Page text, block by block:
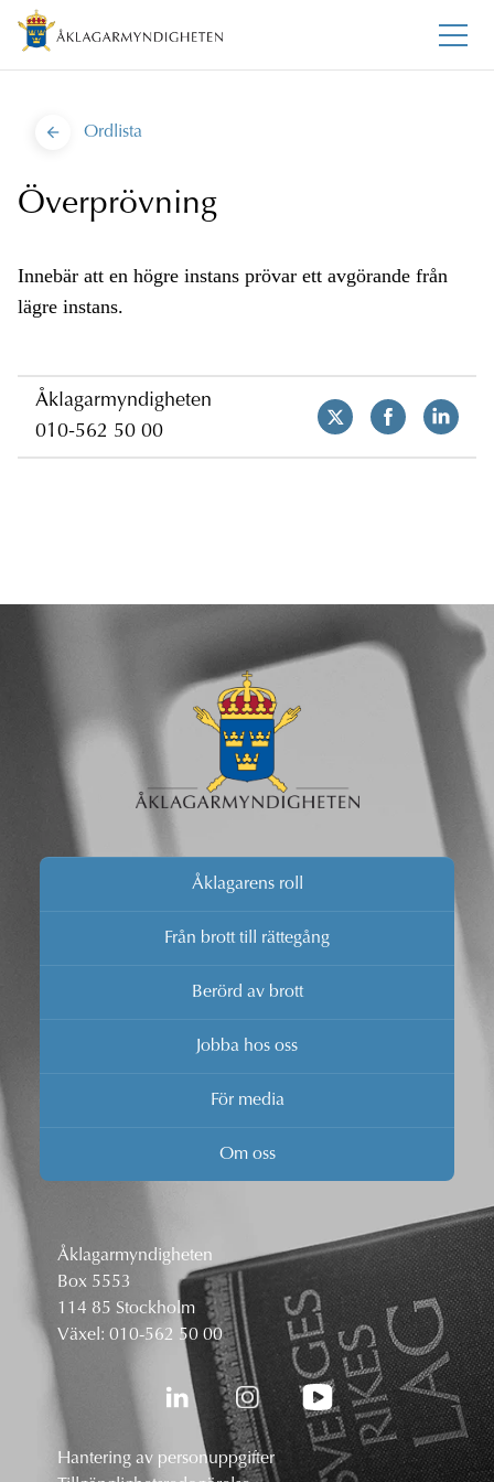
Ordlista
Överprövning
Innebär att en högre instans prövar ett avgörande från
lägre instans.
Åklagarmyndigheten
010-562 50 00
Åklagarens roll
Från brott till rättegång
Berörd av brott
Jobba hos oss
För media
Om oss
Åklagarmyndigheten
Box 5553
114 85 Stockholm
Växel: 010-562 50 00
Hantering av personuppgifter